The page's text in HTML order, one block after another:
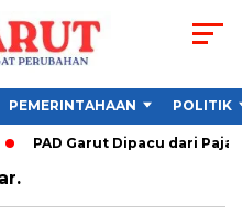
PEMERINTAHAAN POLITIK
PAD Garut Dipacu dari